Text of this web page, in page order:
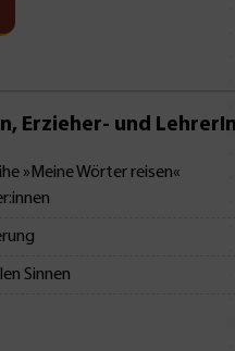
Erzieher- und
»Meine Wörter reisen«
Sinnen